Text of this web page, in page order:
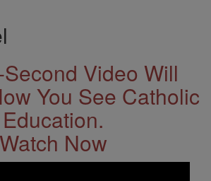
Video Will
You See Catholic
Education.
Watch Now